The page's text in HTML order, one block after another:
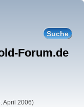
April 2006)